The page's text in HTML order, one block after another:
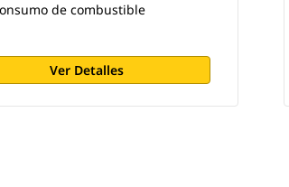
de combustible
Ver Detalles